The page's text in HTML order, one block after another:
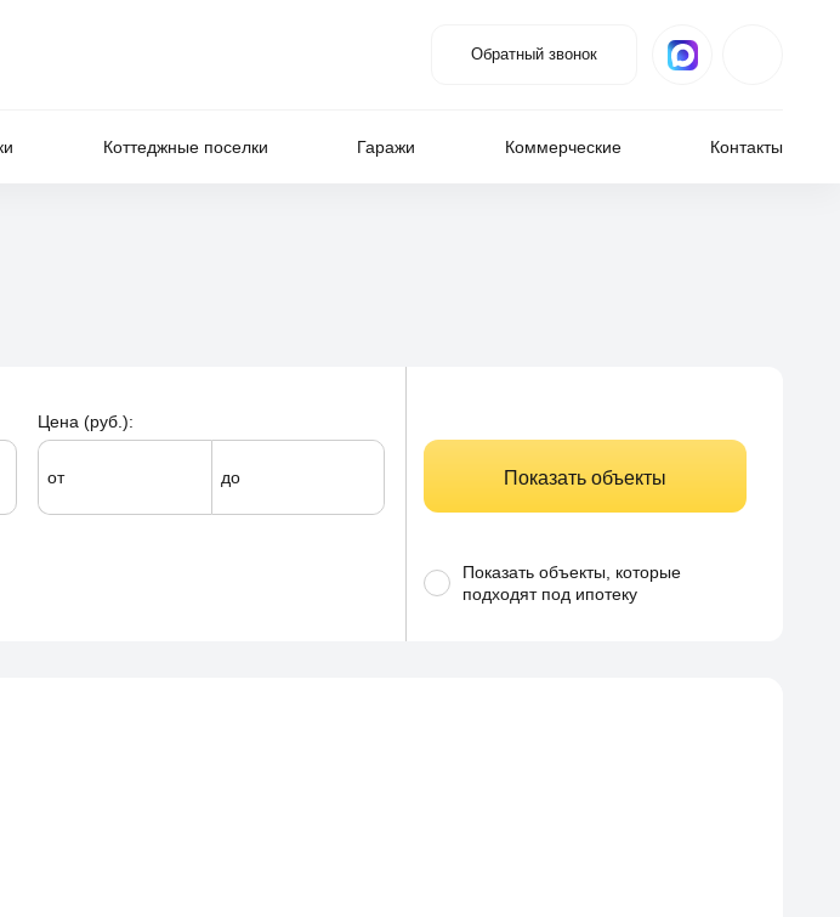
Обратный звонок
Коттеджные поселки Гаражи Коммерческие Контакты
Цена (руб.):
от до Показать объекты
Показать объекты, которые
подходят под ипотеку